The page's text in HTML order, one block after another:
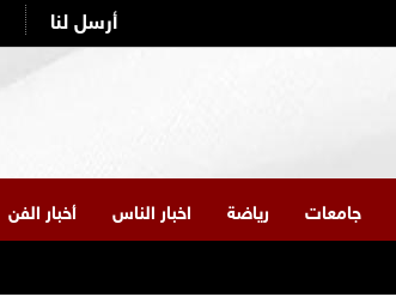
أرسل لنا
جامعات رياضة اخبار الناس أخبار الفن